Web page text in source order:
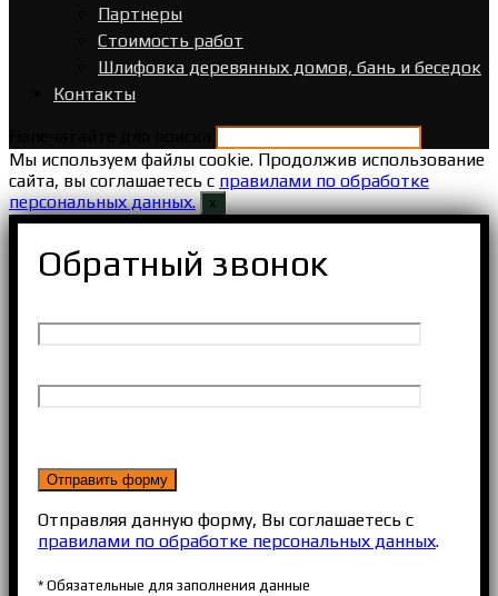
Партнеры
Стоимость работ
Шлифовка деревянных домов, бань и беседок
Контакты
Мы используем файлы cookie. Продолжив использование
сайта, вы соглашаетесь с правилами по обработке
персональных данных.
х
Обратный звонок
Отправляя данную форму, Вы соглашаетесь с
правилами по обработке персональных данных.
* Обязательные для заполнения данные